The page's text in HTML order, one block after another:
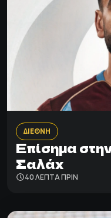
ΔΙΕΘΝΗ
Επίσημα
Σαλάχ
40 ΛΕΠΤΑ ΠΡΙΝ